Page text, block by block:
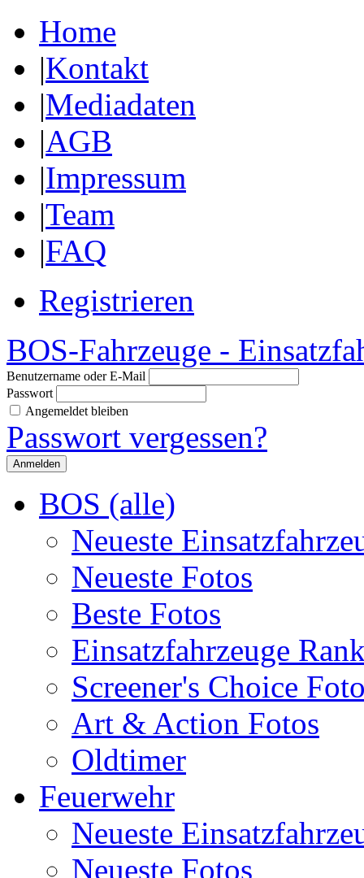
Home
|Kontakt
|Mediadaten
|AGB
|Impressum
|Team
|FAQ
Registrieren
BOS-Fahrzeuge -
Benutzername oder E-Mail
Passwort
Angemeldet bleiben
Passwort vergessen?
BOS (alle)
Neueste
Neueste Fotos
Beste Fotos
Einsatzfahrzeuge
Screener's Choice
Art & Action Fotos
Oldtimer
Feuerwehr
Neueste
Neueste Fotos